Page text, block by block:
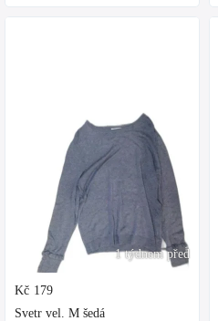
1 týdnem před
Kč 179
Svetr vel. M šedá